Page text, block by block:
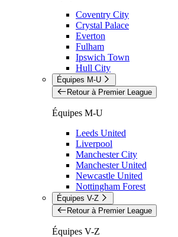
Coventry City
Crystal Palace
Everton
Fulham
Ipswich Town
Hull City
Équipes M-U
Retour à Premier League
Équipes M-U
Leeds United
Liverpool
Manchester City
Manchester United
Newcastle United
Nottingham Forest
Équipes V-Z
Retour à Premier League
Équipes V-Z